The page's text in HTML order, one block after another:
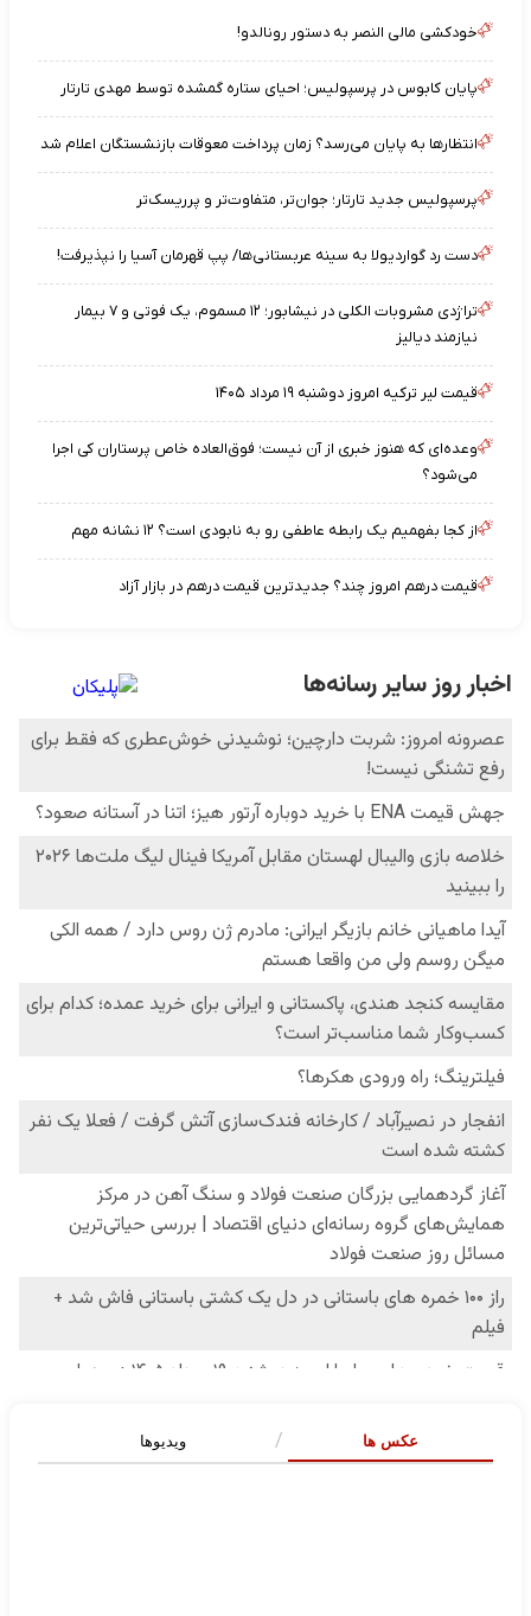
خودکشی مالی النصر به دستور رونالدو!
پایان کابوس در پرسپولیس؛ احیای ستاره گمشده توسط مهدی تارتار
انتظارها به پایان می‌رسد؟ زمان پرداخت معوقات بازنشستگان اعلام شد
پرسپولیس جدید تارتار؛ جوان‌تر، متفاوت‌تر و پرریسک‌تر
دست رد گواردیولا به سینه عربستانی‌ها/ پپ قهرمان آسیا را نپذیرفت!
تراژدی مشروبات الکلی در نیشابور؛ ۱۲ مسموم، یک فوتی و ۷ بیمار
نیازمند دیالیز
قیمت لیر ترکیه امروز دوشنبه ۱۹ مرداد ۱۴۰۵
وعده‌ای که هنوز خبری از آن نیست؛ فوق‌العاده خاص پرستاران کی اجرا
می‌شود؟
از کجا بفهمیم یک رابطه عاطفی رو به نابودی است؟ ۱۲ نشانه مهم
قیمت درهم امروز چند؟ جدیدترین قیمت درهم در بازار آزاد
عکس ها ویدیوها